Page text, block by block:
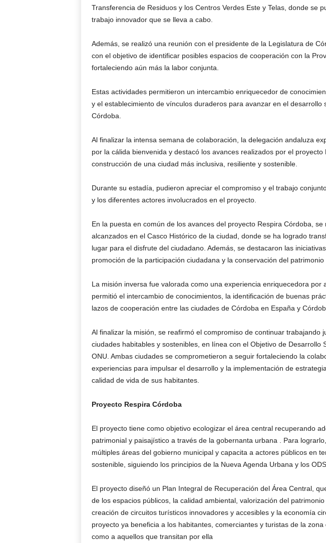
Transferencia de Residuos y los Centros Verdes Este y Telas, donde se
trabajo innovador que se lleva a cabo.
Además, se realizó una reunión con el presidente de la Legislatura de
con el objetivo de identificar posibles espacios de cooperación con la
fortaleciendo aún más la labor conjunta.
Estas actividades permitieron un intercambio enriquecedor de
y el establecimiento de vínculos duraderos para avanzar en el desarrollo
Córdoba.
Al finalizar la intensa semana de colaboración, la delegación andaluza
por la cálida bienvenida y destacó los avances realizados por el proyecto
construcción de una ciudad más inclusiva, resiliente y sostenible.
Durante su estadía, pudieron apreciar el compromiso y el trabajo
y los diferentes actores involucrados en el proyecto.
En la puesta en común de los avances del proyecto Respira Córdoba, se
alcanzados en el Casco Histórico de la ciudad, donde se ha logrado
lugar para el disfrute del ciudadano. Además, se destacaron las
promoción de la participación ciudadana y la conservación del patrimonio
La misión inversa fue valorada como una experiencia enriquecedora por
permitió el intercambio de conocimientos, la identificación de buenas
lazos de cooperación entre las ciudades de Córdoba en España y
Al finalizar la misión, se reafirmó el compromiso de continuar trabajando
ciudades habitables y sostenibles, en línea con el Objetivo de Desarrollo
ONU. Ambas ciudades se comprometieron a seguir fortaleciendo la
experiencias para impulsar el desarrollo y la implementación de
calidad de vida de sus habitantes.
Proyecto Respira Córdoba
El proyecto tiene como objetivo ecologizar el área central recuperando
patrimonial y paisajístico a través de la gobernanta urbana . Para
múltiples áreas del gobierno municipal y capacita a actores públicos en
sostenible, siguiendo los principios de la Nueva Agenda Urbana y los ODS.
El proyecto diseñó un Plan Integral de Recuperación del Área Central,
de los espacios públicos, la calidad ambiental, valorización del
creación de circuitos turísticos innovadores y accesibles y la economía
proyecto ya beneficia a los habitantes, comerciantes y turistas de la
como a aquellos que transitan por ella